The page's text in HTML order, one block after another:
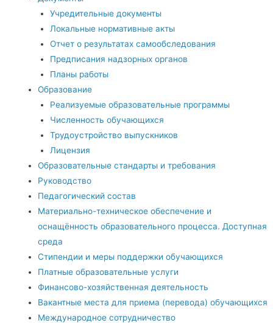
Учредительные документы
Локальные нормативные акты
Отчет о результатах самообследования
Предписания надзорных органов
Планы работы
Образование
Реализуемые образовательные программы
Численность обучающихся
Трудоустройство выпускников
Лицензия
Образовательные стандарты и требования
Руководство
Педагогический состав
Материально-техническое обеспечение и
оснащённость образовательного процесса. Доступная
среда
Стипендии и меры поддержки обучающихся
Платные образовательные услуги
Финансово-хозяйственная деятельность
Вакантные места для приема (перевода) обучающихся
Международное сотрудничество